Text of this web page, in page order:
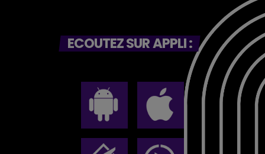
ECOUTEZ SUR APPLI :